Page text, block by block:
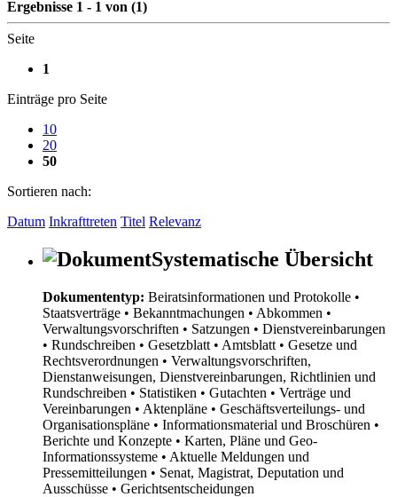
Ergebnisse 1 - 1 von (1)
Seite
1
Einträge pro Seite
10
20
50
Sortieren nach:
Datum Inkrafttreten Titel Relevanz
Systematische Übersicht
Dokumententyp: Beiratsinformationen und Protokolle •
Staatsverträge • Bekanntmachungen • Abkommen •
Verwaltungsvorschriften • Satzungen • Dienstvereinbarungen
• Rundschreiben • Gesetzblatt • Amtsblatt • Gesetze und
Rechtsverordnungen • Verwaltungsvorschriften,
Dienstanweisungen, Dienstvereinbarungen, Richtlinien und
Rundschreiben • Statistiken • Gutachten • Verträge und
Vereinbarungen • Aktenpläne • Geschäftsverteilungs- und
Organisationspläne • Informationsmaterial und Broschüren •
Berichte und Konzepte • Karten, Pläne und Geo-
Informationssysteme • Aktuelle Meldungen und
Pressemitteilungen • Senat, Magistrat, Deputation und
Ausschüsse • Gerichtsentscheidungen